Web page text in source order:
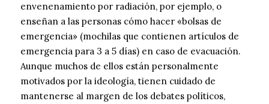
envenenamiento por radiación, por ejemplo, o
enseñan a las personas cómo hacer «bolsas de
emergencia» (mochilas que contienen artículos de
emergencia para 3 a 5 días) en caso de evacuación.
Aunque muchos de ellos están personalmente
motivados por la ideología, tienen cuidado de
mantenerse al margen de los debates políticos,